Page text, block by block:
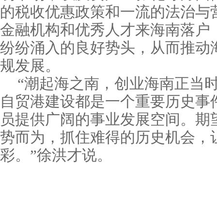
的税收优惠政策和一流的法治与
金融机构和优秀人才来海南落户
纷纷涌入的良好势头，从而推动
规发展。
“潮起海之南，创业海南正当
自贸港建设都是一个重要历史
员提供广阔的事业发展空间。
势而为，抓住难得的历史机会，
彩。”徐洪才说。